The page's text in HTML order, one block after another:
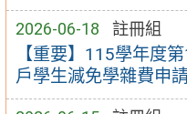
2026-06-18 註冊組
【重要】115學年度
戶學生減免學雜費申